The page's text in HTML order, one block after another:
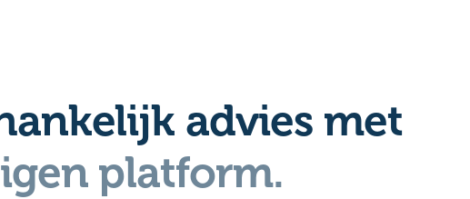
advies met
platform.